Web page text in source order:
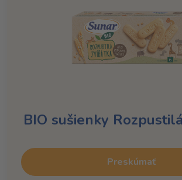
BIO sušienky
Preskúmať